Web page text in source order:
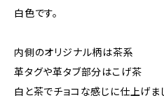
白色です。
内側のオリジナル柄は茶系
革タグや革タブ部分はこげ茶
白と茶でチョコな感じに仕上げま